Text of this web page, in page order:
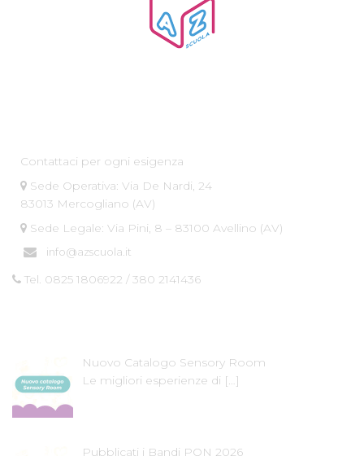
Contattaci per ogni esigenza
Sede Operativa: Via De Nardi, 24
83013 Mercogliano (AV)
Sede Legale: Via Pini, 8 – 83100 Avellino (AV)
info@azscuola.it
Tel. 0825 1806922 / 380 2141436
Nuovo Catalogo Sensory Room
Le migliori esperienze di […]
Pubblicati i Bandi PON 2026